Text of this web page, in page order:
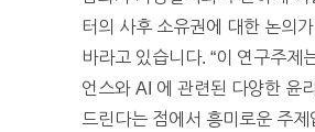
터의 사후 소유권에 대한 논의
바라고 있습니다. “이 연구주제
언스와 AI 에 관련된 다양한 윤
드린다는 점에서 흥미로운 주제